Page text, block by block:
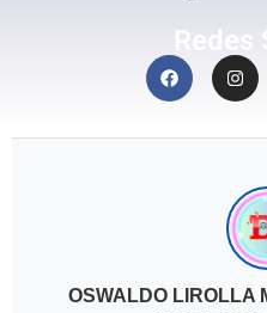
Redes
OSWALDO LIROLLA